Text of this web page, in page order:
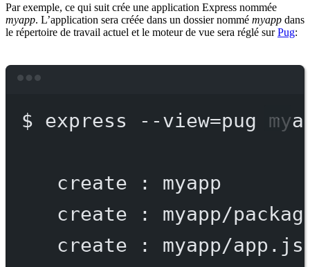
Par exemple, ce qui suit crée une application Express nommée
myapp. L’application sera créée dans un dossier nommé myapp dans
le répertoire de travail actuel et le moteur de vue sera réglé surPug:
$ express --view=pug
create :
myapp
create
:
myapp/
create
:
myapp/app.js